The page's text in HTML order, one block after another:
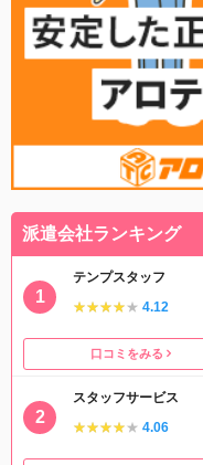
派遣会社ランキング
テンプスタッフ
★★★★★
★★★★★ 4.12
口コミをみる
スタッフサービス
★★★★★
★★★★★ 4.06